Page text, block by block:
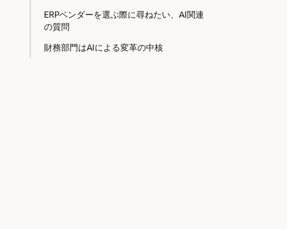
ERPベンダーを選ぶ際に尋ねたい、AI関連
の質問
財務部門はAIによる変革の中核